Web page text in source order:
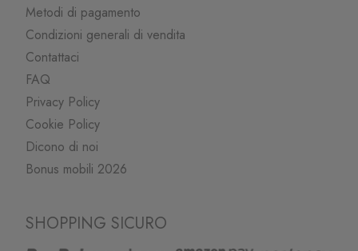
Metodi di pagamento
Condizioni generali di vendita
Contattaci
FAQ
Privacy Policy
Cookie Policy
Dicono di noi
Bonus mobili 2026
SHOPPING SICURO